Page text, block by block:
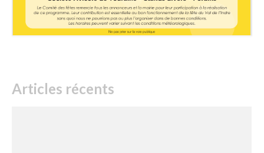
Articles récents